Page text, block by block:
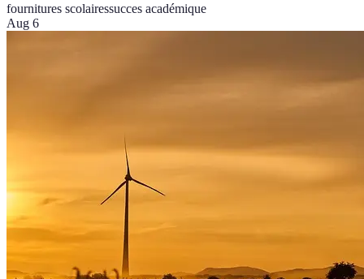
fournitures scolairessucces académique
Aug 6